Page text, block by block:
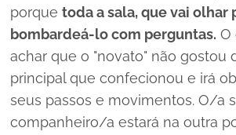
porque toda a sala, que vai olhar
bombardeá-lo com perguntas. O
achar que o "novato" não gostou
principal que confecionou e irá
seus passos e movimentos. O/a
companheiro/a estará na outra